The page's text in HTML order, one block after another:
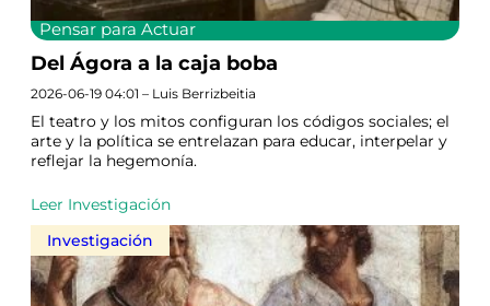
Pensar para Actuar
Del Ágora a la caja boba
2026-06-19 04:01 – Luis Berrizbeitia
El teatro y los mitos configuran los códigos sociales; el
arte y la política se entrelazan para educar, interpelar y
reflejar la hegemonía.
Leer Investigación
Investigación